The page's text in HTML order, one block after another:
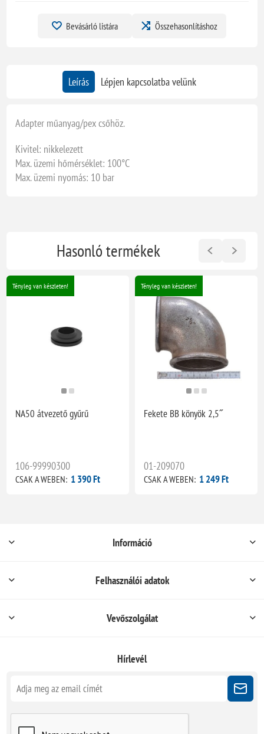
Bevásárló listára Összehasonlításhoz
Leírás Lépjen kapcsolatba velünk
Adapter műanyag/pex csőhöz.
Kivitel: nikkelezett
Max. üzemi hőmérséklet: 100°C
Max. üzemi nyomás: 10 bar
Hasonló termékek
Tényleg van készleten!
NA50 átvezető gyűrű
106-99990300
CSAK A WEBEN: 1 390 Ft
Tényleg van készleten!
Fekete BB könyök 2,5˝
01-209070
CSAK A WEBEN: 1 249 Ft
Információ
Felhasználói adatok
Vevőszolgálat
Hírlevél